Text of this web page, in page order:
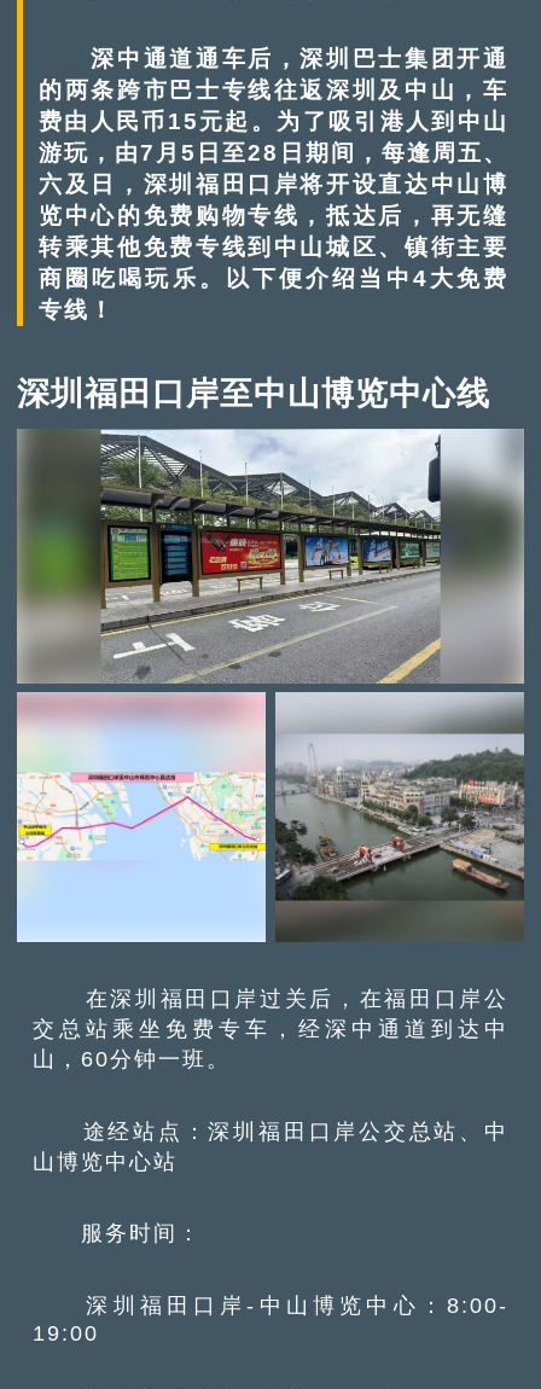
深中通道通车后，深圳巴士集团开通
的两条跨市巴士专线往返深圳及中山，车
费由人民币15元起。为了吸引港人到中山
游玩，由7月5日至28日期间，每逢周五、
六及日，深圳福田口岸将开设直达中山博
览中心的免费购物专线，抵达后，再无缝
转乘其他免费专线到中山城区、镇街主要
商圈吃喝玩乐。以下便介绍当中4大免费
专线！
深圳福田口岸至中山博览中心线
在深圳福田口岸过关后，在福田口岸公
交总站乘坐免费专车，经深中通道到达中
山，60分钟一班。
途经站点：深圳福田口岸公交总站、中
山博览中心站
服务时间：
深圳福田口岸-中山博览中心：8:00-
19:00